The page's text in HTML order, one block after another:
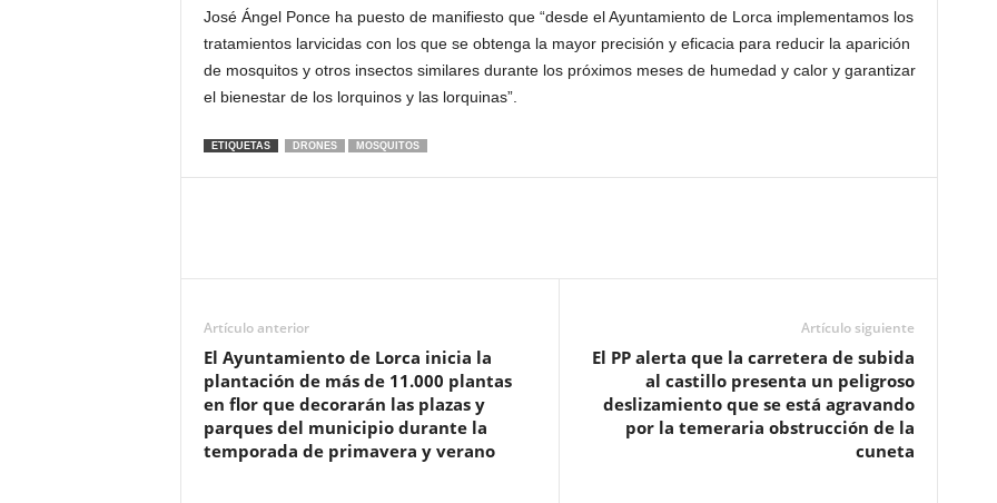
José Ángel Ponce ha puesto de manifiesto que “desde el Ayuntamiento de Lorca implementamos los
tratamientos larvicidas con los que se obtenga la mayor precisión y eficacia para reducir la aparición
de mosquitos y otros insectos similares durante los próximos meses de humedad y calor y garantizar
el bienestar de los lorquinos y las lorquinas”.
ETIQUETAS DRONES MOSQUITOS
Artículo anterior
El Ayuntamiento de Lorca inicia la
plantación de más de 11.000 plantas
en flor que decorarán las plazas y
parques del municipio durante la
temporada de primavera y verano
Artículo siguiente
El PP alerta que la carretera de subida
al castillo presenta un peligroso
deslizamiento que se está agravando
por la temeraria obstrucción de la
cuneta